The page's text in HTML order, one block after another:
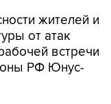
жителей и
от атак
встречи
РФ Юнус-